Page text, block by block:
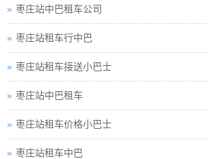
枣庄站中巴租车公司
枣庄站租车行中巴
枣庄站租车接送小巴士
枣庄站中巴租车
枣庄站租车价格小巴士
枣庄站租车中巴